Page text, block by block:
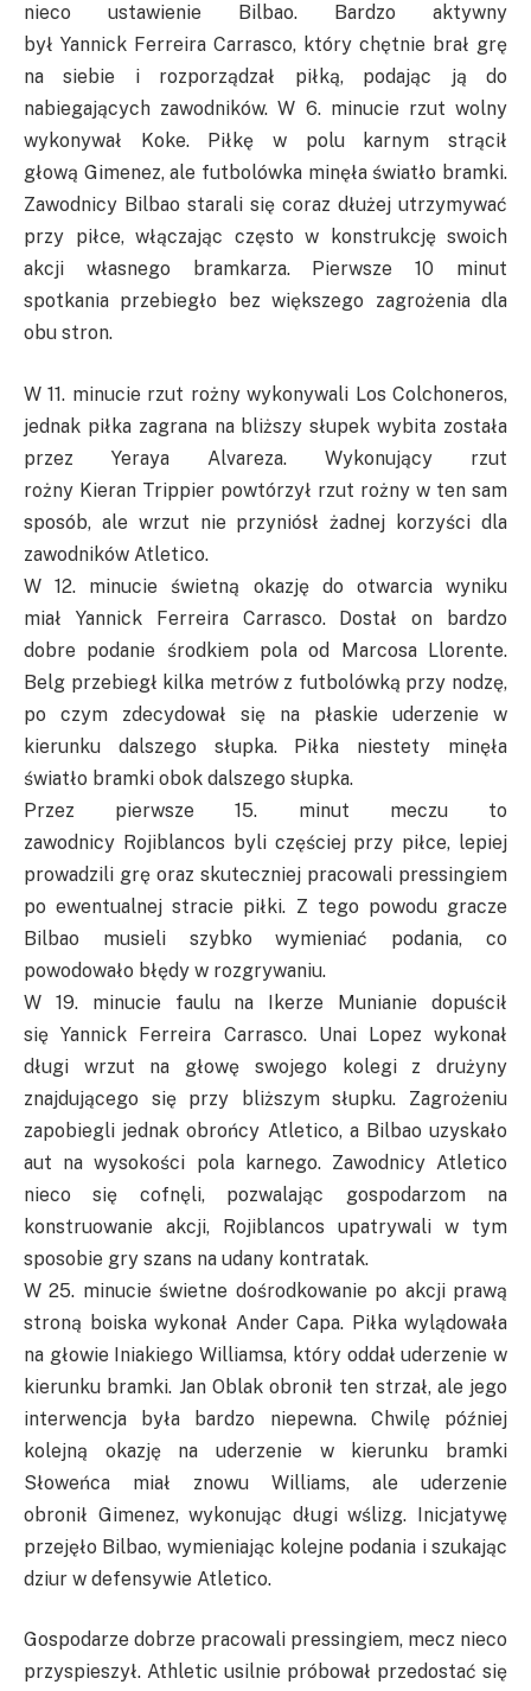
nieco ustawienie Bilbao. Bardzo aktywny
był Yannick Ferreira Carrasco, który chętnie brał grę
na siebie i rozporządzał piłką, podając ją do
nabiegających zawodników. W 6. minucie rzut wolny
wykonywał
Koke. Piłkę w polu karnym strącił
głową Gimenez, ale futbolówka minęła światło bramki.
Zawodnicy Bilbao starali się coraz dłużej utrzymywać
przy piłce, włączając często w
konstrukcjęswoich
akcji własnego bramkarza. Pierwsze 10 minut
spotkania przebiegło bez większego zagrożenia dla
obu stron.
W 11. minucie rzut rożny wykonywali Los Colchoneros,
jednak piłka zagrana na bliższy słupek wybita została
przez Yeraya Alvareza. Wykonujący rzut
rożny Kieran Trippier powtórzył rzut rożny w ten sam
sposób, ale wrzut nie przyniósł żadnej korzyści dla
zawodników Atletico.
W 12. minucie świetną okazję do otwarcia wyniku
miał Yannick Ferreira Carrasco. Dostał on bardzo
dobre podanie środkiem pola od Marcosa Llorente.
Belg przebiegł kilka metrów z futbolówką przy nodzę,
po czym zdecydował się na płaskie uderzenie w
kierunku dalszego słupka. Piłka niestety minęła
światło bramki obok dalszego słupka.
Przez pierwsze 15. minut meczu to
zawodnicy Rojiblancos byli częściej przy piłce, lepiej
prowadzili grę oraz skuteczniej pracowali pressingiem
po ewentualnej stracie piłki. Z tego powodu gracze
Bilbao musieli szybko wymieniać podania, co
powodowało błędy w rozgrywaniu.
W 19. minucie faulu na Ikerze Munianie dopuścił
sięYannick Ferreira Carrasco. UnaiLopez wykonał
długi wrzut na głowę swojego kolegi z drużyny
znajdującego się przy bliższym słupku. Zagrożeniu
zapobiegli jednak obrońcy Atletico, a Bilbao uzyskało
aut na wysokości pola karnego. Zawodnicy Atletico
nieco się cofnęli, pozwalając gospodarzom na
konstruowanie akcji, Rojiblancos upatrywali w tym
sposobie gry szans na udany kontratak.
W 25. minucie świetne dośrodkowanie po akcji prawą
stroną boiska wykonał AnderCapa. Piłka wylądowała
na głowie Iniakiego Williamsa, który oddał uderzenie w
kierunku bramki. Jan Oblakobronił ten strzał, ale jego
interwencja była bardzo niepewna. Chwilę później
kolejną okazję na uderzenie w kierunku bramki
Słoweńca miał znowu Williams, ale uderzenie
obronił Gimenez, wykonując długi wślizg. Inicjatywę
przejęło Bilbao, wymieniając kolejne podania i szukając
dziur w defensywie Atletico.
Gospodarze dobrze pracowali pressingiem, mecz nieco
przyspieszył. Athletic usilnie próbował przedostać się